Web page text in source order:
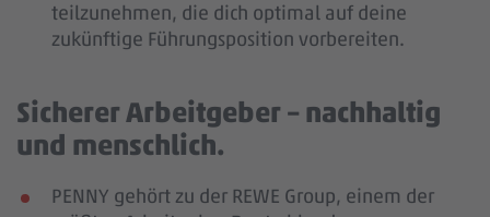
teilzunehmen, die dich optimal auf deine
zukünftige Führungsposition vorbereiten.
Sicherer Arbeitgeber – nachhaltig
und menschlich.
PENNY gehört zu der REWE Group, einem der